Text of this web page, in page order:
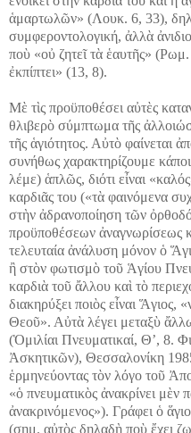
ἁμαρτωλῶν» (Λουκ. 6, 33), δηλ.
συμφεροντολογική, ἀλλὰ
ποὺ «οὐ ζητεῖ τὰ ἑαυτῆς»
ἐκπίπτει» (13, 8).
Μὲ τὶς προϋποθέσει αὐτὲς
θλιβερὸ σύμπτωμα τῆς
τῆς ἁγιότητος. Αὐτὸ φαίνεται
συνήθως χαρακτηρίζουμε
λέμε) ἁπλῶς, διότι εἶναι
καρδιᾶς του («τὰ φαινόμενα
στὴν ἀδρανοποίηση τῶν
προϋποθέσεων ἀναγνωρίσεως
τελευταία ἀνάλυση μόνον ὁ
ἢ στὸν φωτισμὸ τοῦ Ἁγίου
καρδιὰ τοῦ ἄλλου καὶ τὸ
διακηρύξει ποιὸς εἶναι Ἅγιος,
Θεοῦ». Αὐτὰ λέγει μεταξὺ
(Ὁμιλίαι Πνευματικαί, Θ’, 8.
Ἀσκητικῶν), Θεσσαλονίκη
ἑρμηνεύοντας τὸν λόγο τοῦ
«ὁ πνευματικὸς ἀνακρίνει μὲν
ἀνακρινόμενος»). Γράφει ὁ
(σημ. αὐτὸς δηλαδὴ ποὺ ἔχει